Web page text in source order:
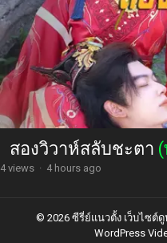
สองวิวาห์สลับชะตา
4 views · 4 hours ago
© 2026 ซีรี่ย์แนวตั้ง เว็บไซ
WordPress